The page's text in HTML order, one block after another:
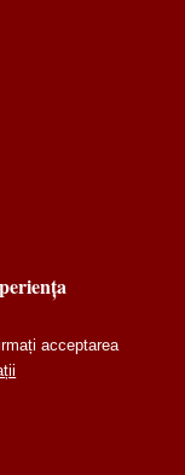
Bucovinei
acceptarea